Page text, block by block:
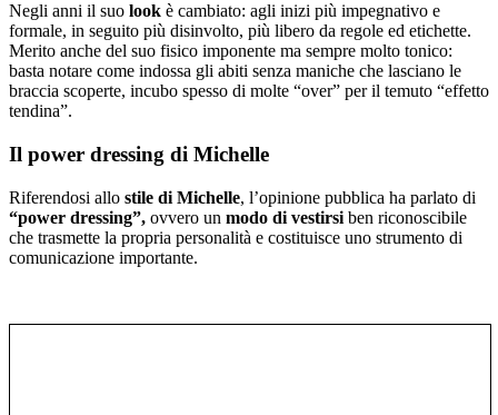
Negli anni il suo look è cambiato: agli inizi più impegnativo e
formale, in seguito più disinvolto, più libero da regole ed etichette.
Merito anche del suo fisico imponente ma sempre molto tonico:
basta notare come indossa gli abiti senza maniche che lasciano le
braccia scoperte, incubo spesso di molte “over” per il temuto “effetto
tendina”.
Il power dressing di Michelle
Riferendosi allo stile di Michelle, l’opinione pubblica ha parlato di
“power dressing”, ovvero un modo di vestirsi ben riconoscibile
che trasmette la propria personalità e costituisce uno strumento di
comunicazione importante.